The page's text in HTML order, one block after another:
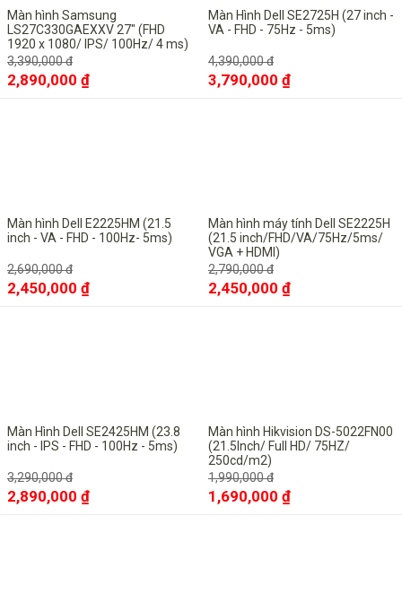
Màn hình Samsung
LS27C330GAEXXV 27" (FHD
1920 x 1080/ IPS/ 100Hz/ 4 ms)
3,390,000 đ
2,890,000 ₫
Màn Hình Dell SE2725H (27 inch -
VA - FHD - 75Hz - 5ms)
4,390,000 đ
3,790,000 ₫
Màn hình Dell E2225HM (21.5
inch - VA - FHD - 100Hz- 5ms)
2,690,000 đ
2,450,000 ₫
Màn hình máy tính Dell SE2225H
(21.5 inch/FHD/VA/75Hz/5ms/
VGA + HDMI)
2,790,000 đ
2,450,000 ₫
Màn Hình Dell SE2425HM (23.8
inch - IPS - FHD - 100Hz - 5ms)
3,290,000 đ
2,890,000 ₫
Màn hình Hikvision DS-5022FN00
(21.5Inch/ Full HD/ 75HZ/
250cd/m2)
1,990,000 đ
1,690,000 ₫